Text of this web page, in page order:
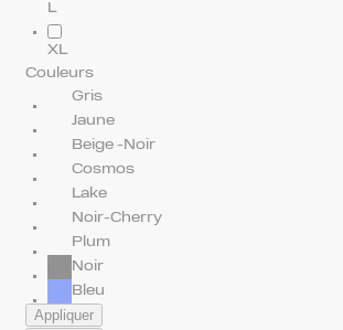
L
XL
Couleurs
Gris
Jaune
Beige -Noir
Cosmos
Lake
Noir-Cherry
Plum
Noir
Bleu
Appliquer